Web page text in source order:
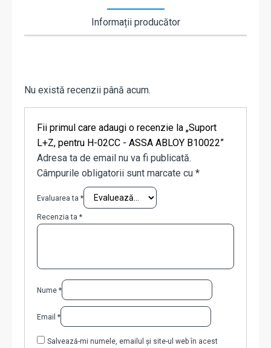
Informații producător
Nu există recenzii până acum.
Fii primul care adaugi o recenzie la „Suport
L+Z, pentru H-02CC - ASSA ABLOY B10022”
Adresa ta de email nu va fi publicată.
Câmpurile obligatorii sunt marcate cu *
Evaluarea ta *
Recenzia ta *
Nume *
Email *
Salvează-mi numele, emailul și site-ul web în acest